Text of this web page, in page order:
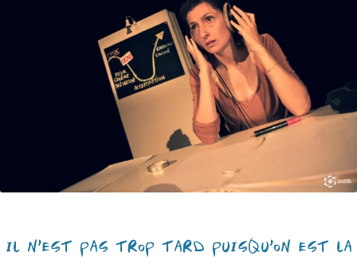
IL N’EST PAS TROP TARD PUISQU’ON EST LÀ